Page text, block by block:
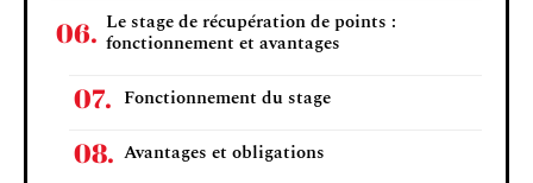
Le stage de récupération de points :
fonctionnement et avantages
Fonctionnement du stage
Avantages et obligations